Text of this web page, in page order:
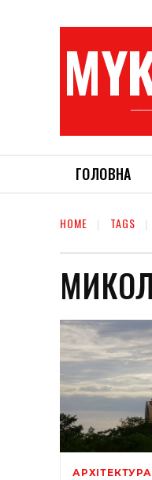
ГОЛОВНА
HOME TAGS
АРХІТЕКТУРА